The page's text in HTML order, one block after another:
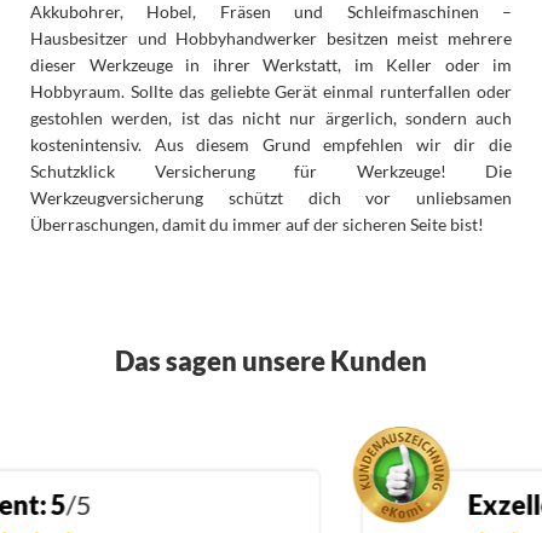
Akkubohrer, Hobel, Fräsen und Schleifmaschinen –
Hausbesitzer und Hobbyhandwerker besitzen meist mehrere
dieser Werkzeuge in ihrer Werkstatt, im Keller oder im
Hobbyraum. Sollte das geliebte Gerät einmal runterfallen oder
gestohlen werden, ist das nicht nur ärgerlich, sondern auch
kostenintensiv. Aus diesem Grund empfehlen wir dir die
Schutzklick Versicherung für Werkzeuge! Die
Werkzeugversicherung schützt dich vor unliebsamen
Überraschungen, damit du immer auf der sicheren Seite bist!
Das sagen unsere Kunden